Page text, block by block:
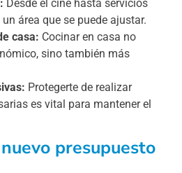
Desde el cine hasta servicios
área que se puede ajustar.
casa: Cocinar en casa no
sino también más
Protegerte de realizar
es vital para mantener el
presupuesto